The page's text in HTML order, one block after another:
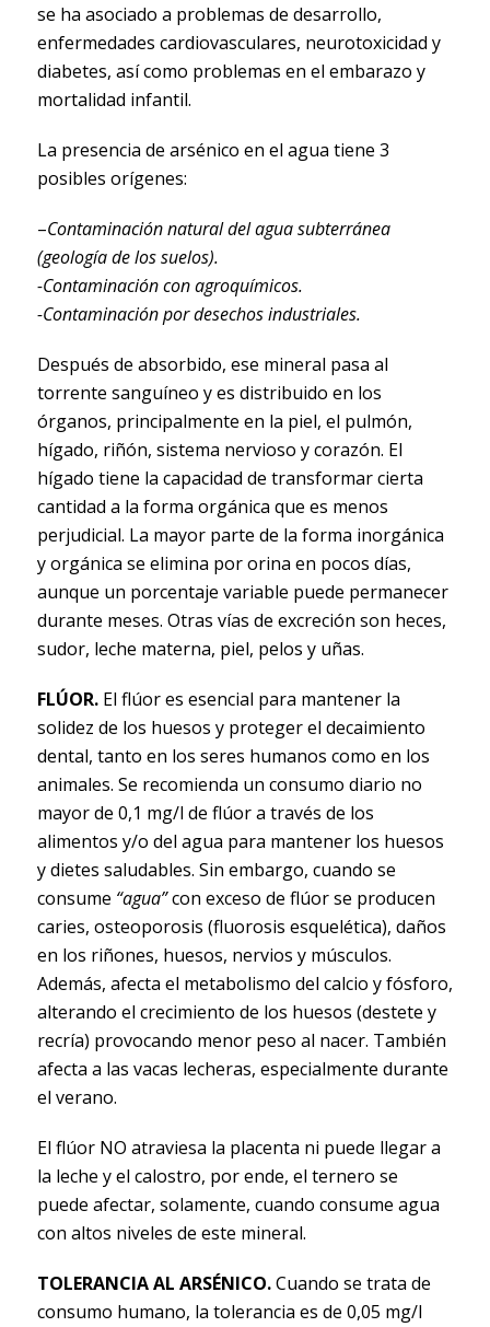
se ha asociado a problemas de desarrollo,
enfermedades cardiovasculares, neurotoxicidad y
diabetes, así como problemas en el embarazo y
mortalidad infantil.
La presencia de arsénico en el agua tiene 3
posibles orígenes:
–Contaminación natural del agua subterránea
(geología de los suelos).
-Contaminación con agroquímicos.
-Contaminación por desechos industriales.
Después de absorbido, ese mineral pasa al
torrente sanguíneo y es distribuido en los
órganos, principalmente en la piel, el pulmón,
hígado, riñón, sistema nervioso y corazón. El
hígado tiene la capacidad de transformar cierta
cantidad a la forma orgánica que es menos
perjudicial. La mayor parte de la forma inorgánica
y orgánica se elimina por orina en pocos días,
aunque un porcentaje variable puede permanecer
durante meses. Otras vías de excreción son heces,
sudor, leche materna, piel, pelos y uñas.
FLÚOR. El flúor es esencial para mantener la
solidez de los huesos y proteger el decaimiento
dental, tanto en los seres humanos como en los
animales. Se recomienda un consumo diario no
mayor de 0,1 mg/l de flúor a través de los
alimentos y/o del agua para mantener los huesos
y dietes saludables. Sin embargo, cuando se
consume “agua”con exceso de flúor se producen
caries, osteoporosis (fluorosis esquelética), daños
en los riñones, huesos, nervios y músculos.
Además, afecta el metabolismo del calcio y fósforo,
alterando el crecimiento de los huesos (destete y
recría) provocando menor peso al nacer. También
afecta a las vacas lecheras, especialmente durante
el verano.
El flúor NO atraviesa la placenta ni puede llegar a
la leche y el calostro, por ende, el ternero se
puede afectar, solamente, cuando consume agua
con altos niveles de este mineral.
TOLERANCIA AL ARSÉNICO.Cuando se trata de
consumo humano, la tolerancia es de 0,05 mg/l